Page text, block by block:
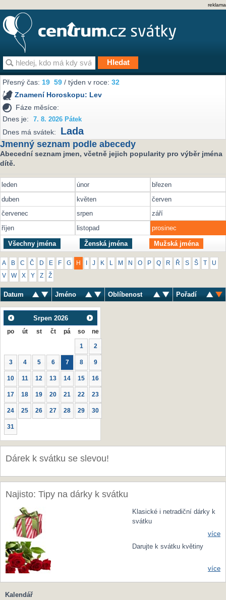
reklama
Přesný čas:19 59 / týden v roce:32
Znamení Horoskopu: Lev
Fáze měsíce:
Dnes je:
7. 8. 2026 Pátek
Dnes má svátek: Lada
Jmenný seznam podle abecedy
Abecední seznam jmen, včetně jejich popularity pro výběr jména
dítě.
leden únor
březen
duben
květen
červen
červenec
srpen
září
říjen
listopad prosinec
Všechny jména Ženská jména Mužská jména
A B C Č D E F G H J K M N O P Q R Ř S Š U
V W X Y Z Ž
Datum Jméno Oblíbenost Pořadí
Srpen 2026
po út st čt pá so ne
1 2
3 4 5 6 7 8 9
10 11 12 13 14 15 16
17 18 19 20 21 22 23
24 25 26 27 28 29 30
31
Dárek k svátku se slevou!
Najisto: Tipy na dárky k svátku
Klasické i netradiční dárky k
svátku
více
Darujte k svátku květiny
více
Kalendář